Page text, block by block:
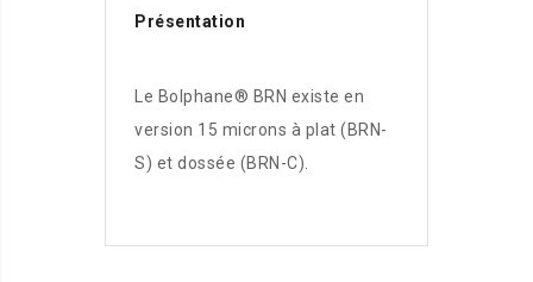
Présentation
Le Bolphane® BRN existe en
version 15 microns à plat (BRN-
S) et dossée (BRN-C).